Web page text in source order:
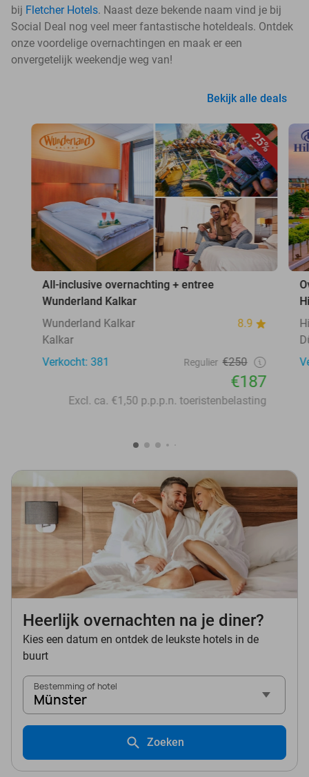
bij Fletcher Hotels. Naast deze bekende naam vind je bij
Social Deal nog veel meer fantastische hoteldeals. Ontdek
onze voordelige overnachtingen en maak er een
onvergetelijk weekendje weg van!
Bekijk alle deals
25%
All-inclusive overnachting + entree
Wunderland Kalkar
Wunderland Kalkar
8.9
Kalkar
Verkocht: 381
Regulier €250
€187
Excl. ca. €1,50 p.p.p.n. toeristenbelasting
Heerlijk overnachten na je diner?
Kies een datum en ontdek de leukste hotels in de
buurt
Bestemming of hotel
Münster
Zoeken